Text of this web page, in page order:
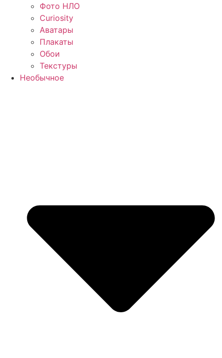
Фото НЛО
Curiosity
Аватары
Плакаты
Обои
Текстуры
Необычное